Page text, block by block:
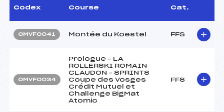
Codex Course Cat.
OMVF0041 Montée du Koestel FFS
OMVF0034
Prologue – LA
ROLLERSKI ROMAIN
CLAUDON – SPRINTS
Coupe des Vosges
Crédit Mutuel et
Challenge BigMat
Atomic
FFS